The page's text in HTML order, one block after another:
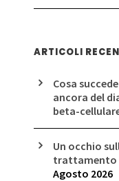
ARTICOLI
Cosa
ancora del
beta-
Un occhio
trattamento
Agosto 2026